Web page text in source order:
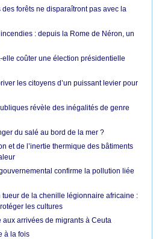
forêts ne disparaîtront pas avec la
: depuis la Rome de Néron, un
coûter une élection présidentielle
les citoyens d’un puissant levier pour
révèle des inégalités de genre
du salé au bord de la mer ?
et de l’inertie thermique des bâtiments
confirme la pollution liée
de la chenille légionnaire africaine :
les cultures
arrivées de migrants à Ceuta
à la fois